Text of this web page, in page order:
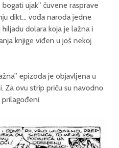
ujak” čuvene rasprave
dikt… vođa naroda jedne
dolara koja je lažna i
knjige viđen u još nekoj
epizoda je objavljena u
Za ovu strip priču su navodno